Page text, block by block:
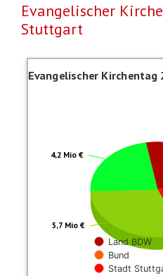
Evangelischer
Stuttgart
Evangelischer
Evangelischer Kirchentag
5,7 Mio €
4,2 Mio €
Land BDW
Bund
Stadt